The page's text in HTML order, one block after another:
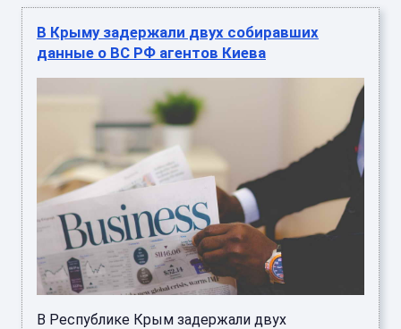
В Крыму задержали двух собиравших
данные о ВС РФ агентов Киева
В Республике Крым задержали двух